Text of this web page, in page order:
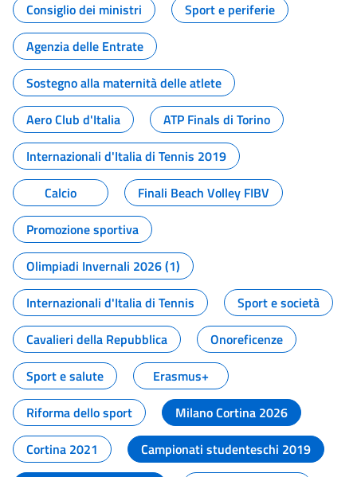
Consiglio dei ministri
Sport e periferie
Agenzia delle Entrate
Sostegno alla maternità delle atlete
Aero Club d'Italia
ATP Finals di Torino
Internazionali d'Italia di Tennis 2019
Calcio
Finali Beach Volley FIBV
Promozione sportiva
Olimpiadi Invernali 2026 (1)
Internazionali d'Italia di Tennis
Sport e società
Cavalieri della Repubblica
Onoreficenze
Sport e salute
Erasmus+
Riforma dello sport
Milano Cortina 2026
Cortina 2021
Campionati studenteschi 2019